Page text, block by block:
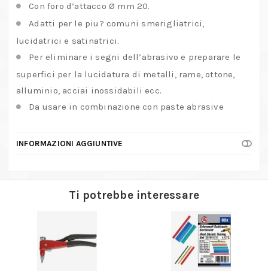
Con foro d’attacco Ø mm 20.
Adatti per le piu? comuni smerigliatrici,
lucidatrici e satinatrici.
Per eliminare i segni dell’abrasivo e preparare le
superfici per la lucidatura di metalli, rame, ottone,
alluminio, acciai inossidabili ecc.
Da usare in combinazione con paste abrasive
INFORMAZIONI AGGIUNTIVE
Ti potrebbe interessare